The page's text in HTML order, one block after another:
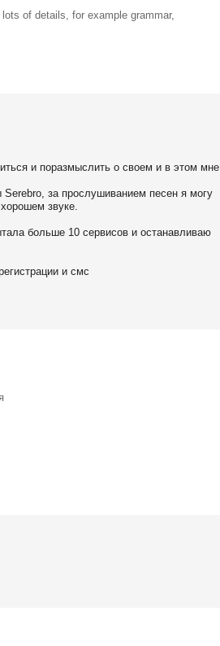
of details, for example grammar,
и поразмыслить о своем и в этом мне
Serebro, за прослушиванием песен я могу
звуке.
больше 10 сервисов и останавливаю
и смс